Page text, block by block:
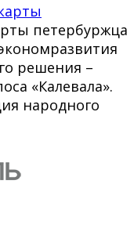
петербуржца
решения –
«Калевала».
народного